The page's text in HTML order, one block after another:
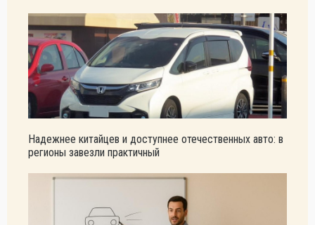
Надежнее китайцев и доступнее отечественных авто: в
регионы завезли практичный